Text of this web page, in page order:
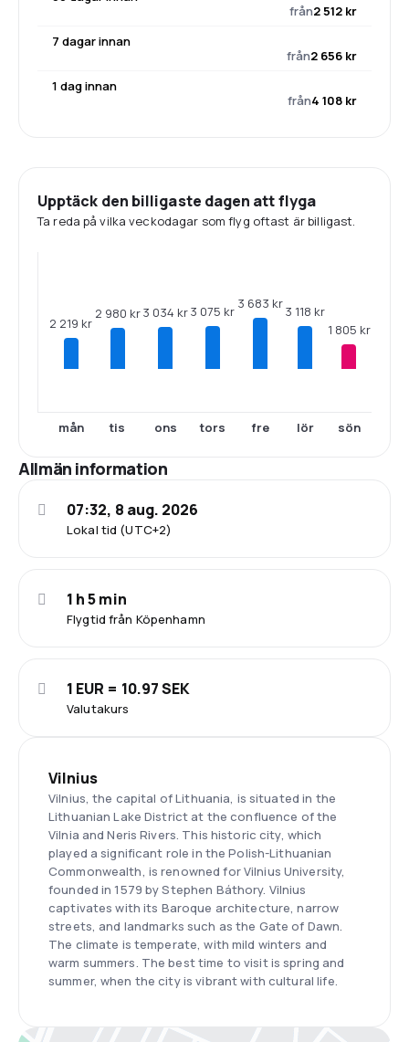
från2 512 kr
7 dagar innan
från2 656 kr
1 dag innan
från4 108 kr
Upptäck den billigaste dagen att flyga
Ta reda på vilka veckodagar som flyg oftast är billigast.
2 219 kr
mån
2 980 kr
tis
3 034 kr
ons
3 075 kr
tors
3 683 kr
fre
3 118 kr
lör
1 805 kr
sön
Allmän information
Lokal tid (UTC+2)
07:32, 8 aug. 2026
Flygtid från Köpenhamn
1 h 5 min
Valutakurs
1 EUR = 10.97 SEK
Vilnius
Vilnius, the capital of Lithuania, is situated in the
Lithuanian Lake District at the confluence of the
Vilnia and Neris Rivers. This historic city, which
played a significant role in the Polish-Lithuanian
Commonwealth, is renowned for Vilnius University,
founded in 1579 by Stephen Báthory. Vilnius
captivates with its Baroque architecture, narrow
streets, and landmarks such as the Gate of Dawn.
The climate is temperate, with mild winters and
warm summers. The best time to visit is spring and
summer, when the city is vibrant with cultural life.